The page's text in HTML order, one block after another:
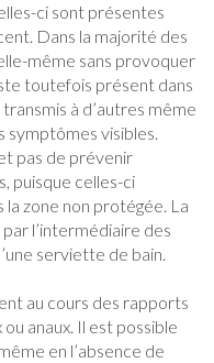
ci sont présentes
Dans la majorité des
même sans provoquer
toutefois présent dans
à d’autres même
symptômes visibles.
pas de prévenir
puisque celles-ci
zone non protégée. La
l’intermédiaire des
serviette de bain.
au cours des rapports
ou anaux. Il est possible
en l’absence de